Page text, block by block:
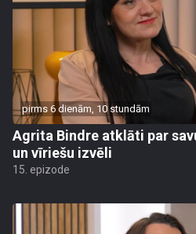
pirms 6 dienām, 10 stundām
Agrita Bindre atklāti par
un vīriešu izvēli
15. epizode